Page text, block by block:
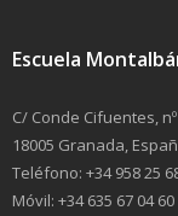
Escuela
C/ Conde Cifuentes, nº
18005 Granada,
Teléfono: +34 958 25
Móvil: +34 635 67 04 60